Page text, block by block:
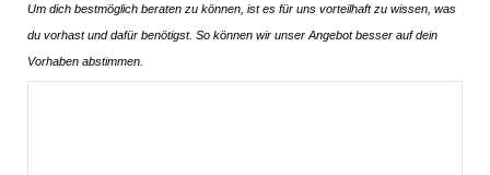
Um dich bestmöglich beraten zu können, ist es für uns vorteilhaft zu wissen, was
du vorhast und dafür benötigst. So können wir unser Angebot besser auf dein
Vorhaben abstimmen.